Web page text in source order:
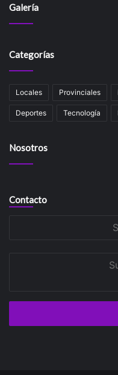
Galería
Categorías
Locales Provinciales
Deportes Tecnología
Nosotros
Contacto